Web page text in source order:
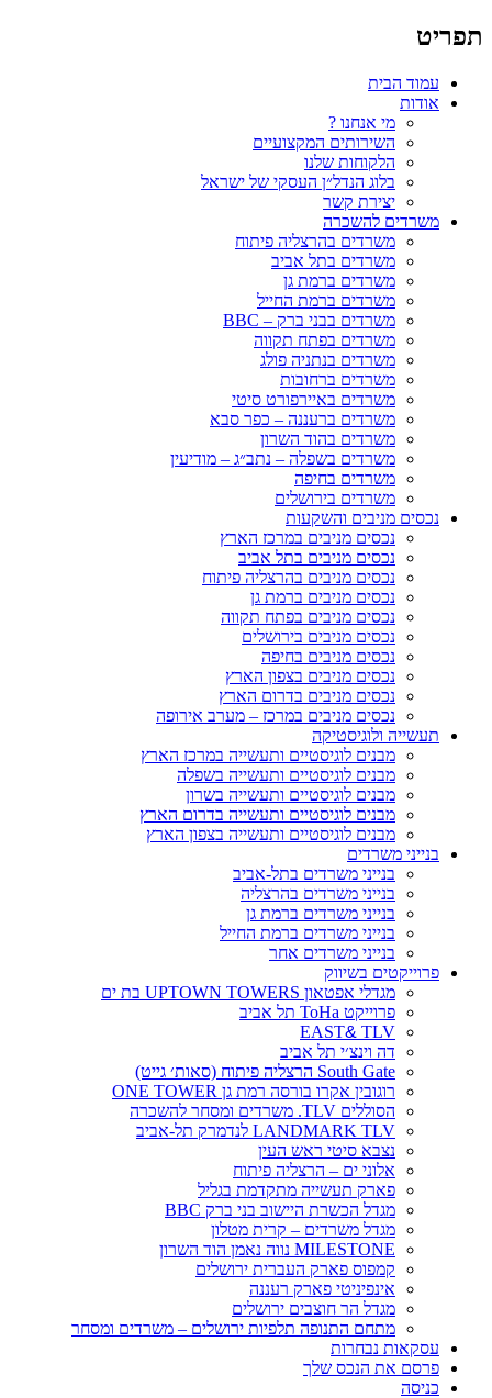
תפריט
עמוד הבית
אודות
מי אנחנו ?
השירותים המקצועיים
הלקוחות שלנו
בלוג הנדל״ן העסקי של ישראל
יצירת קשר
משרדים להשכרה
משרדים בהרצליה פיתוח
משרדים בתל אביב
משרדים ברמת גן
משרדים ברמת החייל
משרדים בבני ברק – BBC
משרדים בפתח תקווה
משרדים בנתניה פולג
משרדים ברחובות
משרדים באיירפורט סיטי
משרדים ברעננה – כפר סבא
משרדים בהוד השרון
משרדים בשפלה – נתב״ג – מודיעין
משרדים בחיפה
משרדים בירושלים
נכסים מניבים והשקעות
נכסים מניבים במרכז הארץ
נכסים מניבים בתל אביב
נכסים מניבים בהרצליה פיתוח
נכסים מניבים ברמת גן
נכסים מניבים בפתח תקווה
נכסים מניבים בירושלים
נכסים מניבים בחיפה
נכסים מניבים בצפון הארץ
נכסים מניבים בדרום הארץ
נכסים מניבים במרכז – מערב אירופה
תעשייה ולוגיסטיקה
מבנים לוגיסטיים ותעשייה במרכז הארץ
מבנים לוגיסטיים ותעשייה בשפלה
מבנים לוגיסטיים ותעשייה בשרון
מבנים לוגיסטיים ותעשייה בדרום הארץ
מבנים לוגיסטיים ותעשייה בצפון הארץ
בנייני משרדים
בנייני משרדים בתל-אביב
בנייני משרדים בהרצליה
בנייני משרדים ברמת גן
בנייני משרדים ברמת החייל
בנייני משרדים אחר
פרוייקטים בשיווק
מגדלי אפטאון UPTOWN TOWERS בת ים
פרוייקט ToHa תל אביב
EAST& TLV
דה וינצ׳י תל אביב
South Gate הרצליה פיתוח (סאות׳ גייט)
רוגובין אקרו בורסה רמת גן ONE TOWER
הסוללים TLV. משרדים ומסחר להשכרה
LANDMARK TLV לנדמרק תל-אביב
נצבא סיטי ראש העין
אלוני ים – הרצליה פיתוח
פארק תעשייה מתקדמת בגליל
מגדל הכשרת היישוב בני ברק BBC
מגדל משרדים – קרית מטלון
MILESTONE נווה נאמן הוד השרון
קמפוס פארק העברית ירושלים
אינפיניטי פארק רעננה
מגדל הר חוצבים ירושלים
מתחם התנופה תלפיות ירושלים – משרדים ומסחר
עסקאות נבחרות
פרסם את הנכס שלך
כניסה